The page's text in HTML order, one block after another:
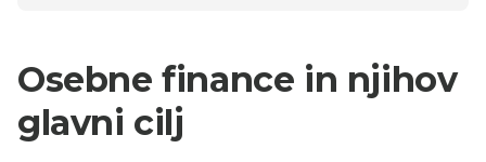
Osebne finance in njihov
glavni cilj